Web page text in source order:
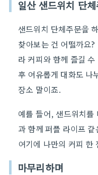
일산 샌드위치 단
샌드위치 단체주문을
찾아보는 건 어떨까요?
라 커피와 함께 즐길
후 여유롭게 대화도 나
장소 말이죠.
예를 들어, 샌드위치를
과 함께 퍼플 라이프
여기에 나만의 커피 한
마무리하며